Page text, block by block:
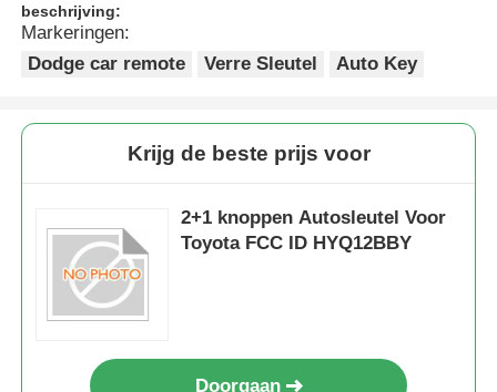
beschrijving:
Markeringen:
Dodge car remote
Verre Sleutel Auto Key
Krijg de beste prijs voor
2+1 knoppen Autosleutel Voor
Toyota FCC ID HYQ12BBY
Doorgaan